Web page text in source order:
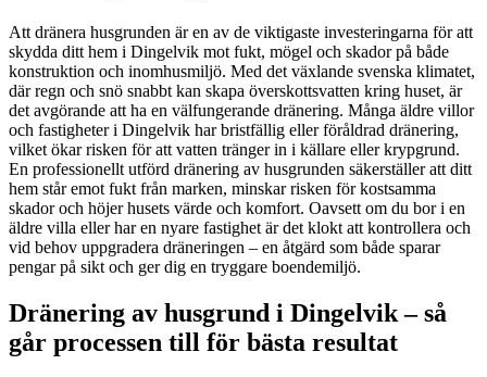
Att dränera husgrunden är en av de viktigaste investeringarna för att
skydda ditt hem i Dingelvik mot fukt, mögel och skador på både
konstruktion och inomhusmiljö. Med det växlande svenska klimatet,
där regn och snö snabbt kan skapa överskottsvatten kring huset, är
det avgörande att ha en välfungerande dränering. Många äldre villor
och fastigheter i Dingelvik har bristfällig eller föråldrad dränering,
vilket ökar risken för att vatten tränger in i källare eller krypgrund.
En professionellt utförd dränering av husgrunden säkerställer att ditt
hem står emot fukt från marken, minskar risken för kostsamma
skador och höjer husets värde och komfort. Oavsett om du bor i en
äldre villa eller har en nyare fastighet är det klokt att kontrollera och
vid behov uppgradera dräneringen – en åtgärd som både sparar
pengar på sikt och ger dig en tryggare boendemiljö.
Dränering av husgrund i Dingelvik – så
går processen till för bästa resultat